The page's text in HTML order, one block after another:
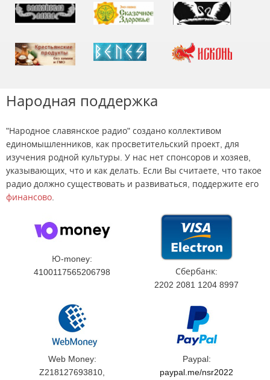
Народная поддержка
"Народное славянское радио" создано коллективом
единомышленников, как просветительский проект, для
изучения родной культуры. У нас нет спонсоров и хозяев,
указывающих, что и как делать. Если Вы считаете, что такое
радио должно существовать и развиваться, поддержите его
финансово.
Ю-money:
4100117565206798
Сбербанк:
2202 2081 1204 8997
Web Money:
Z218127693810,
Paypal:
paypal.me/nsr2022